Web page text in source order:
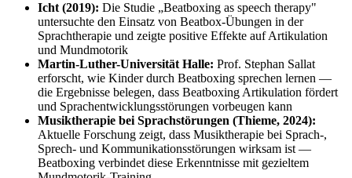
Icht (2019): Die Studie „Beatboxing as speech therapy"
untersuchte den Einsatz von Beatbox-Übungen in der
Sprachtherapie und zeigte positive Effekte auf Artikulation
und Mundmotorik
Martin-Luther-Universität Halle: Prof. Stephan Sallat
erforscht, wie Kinder durch Beatboxing sprechen lernen —
die Ergebnisse belegen, dass Beatboxing Artikulation fördert
und Sprachentwicklungsstörungen vorbeugen kann
Musiktherapie bei Sprachstörungen (Thieme, 2024):
Aktuelle Forschung zeigt, dass Musiktherapie bei Sprach-,
Sprech- und Kommunikationsstörungen wirksam ist —
Beatboxing verbindet diese Erkenntnisse mit gezieltem